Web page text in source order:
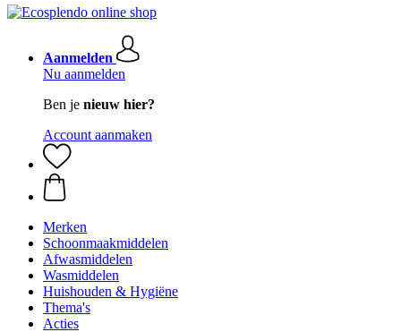
Aanmelden
Nu aanmelden
Ben je nieuw hier?
Account aanmaken
Merken
Schoonmaakmiddelen
Afwasmiddelen
Wasmiddelen
Huishouden & Hygiëne
Thema's
Acties